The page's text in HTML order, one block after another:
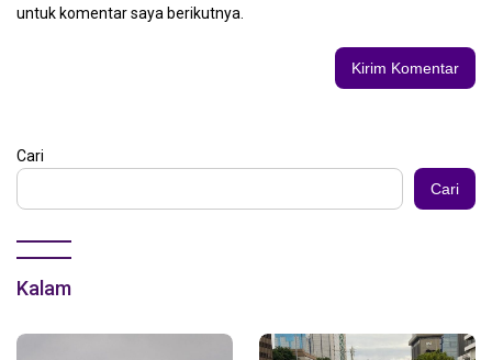
untuk komentar saya berikutnya.
Cari
Cari
Kalam